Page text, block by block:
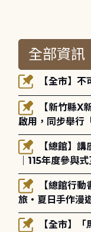
【全市】
啟用，同步舉行
躍參加(115年8
｜115年度參與
場！
旅・夏日手作漫
報名